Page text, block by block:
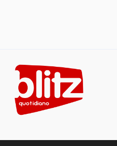
content